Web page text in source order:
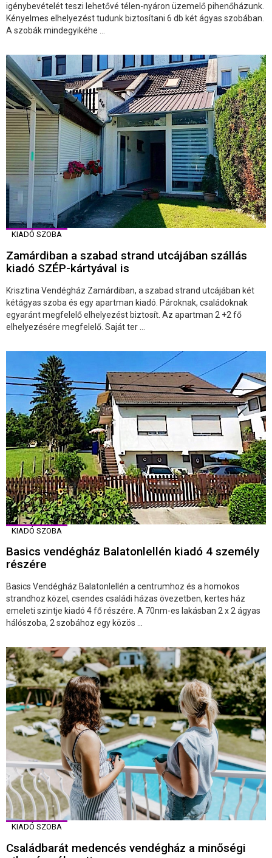
igénybevételét teszi lehetővé télen-nyáron üzemelő pihenőházunk.
Kényelmes elhelyezést tudunk biztosítani 6 db két ágyas szobában.
A szobák mindegyikéhe ...
KIADÓ SZOBA
Zamárdiban a szabad strand utcájában szállás
kiadó SZÉP-kártyával is
Krisztina Vendégház Zamárdiban, a szabad strand utcájában két
kétágyas szoba és egy apartman kiadó. Pároknak, családoknak
egyaránt megfelelő elhelyezést biztosít. Az apartman 2 +2 fő
elhelyezésére megfelelő. Saját ter ...
KIADÓ SZOBA
Basics vendégház Balatonlellén kiadó 4 személy
részére
Basics Vendégház Balatonlellén a centrumhoz és a homokos
strandhoz közel, csendes családi házas övezetben, kertes ház
emeleti szintje kiadó 4 fő részére. A 70nm-es lakásban 2 x 2 ágyas
hálószoba, 2 szobához egy közös ...
KIADÓ SZOBA
Családbarát medencés vendégház a minőségi